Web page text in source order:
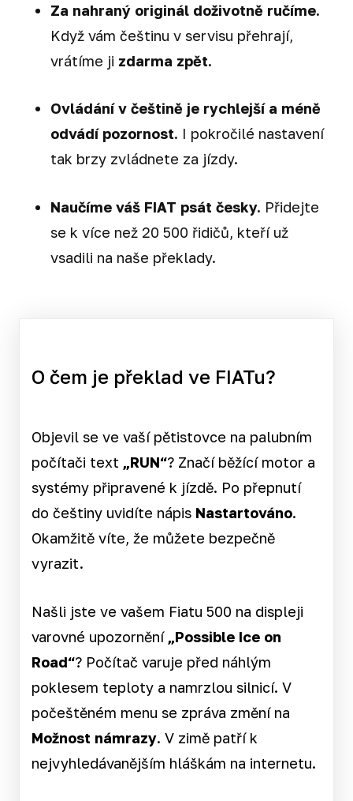
Za nahraný originál doživotně ručíme.
Když vám češtinu v servisu přehrají,
vrátíme ji zdarma zpět.
Ovládání v češtině je rychlejší a méně
odvádí pozornost. I pokročilé nastavení
tak brzy zvládnete za jízdy.
Naučíme váš FIAT psát česky. Přidejte
se k více než 20 500 řidičů, kteří už
vsadili na naše překlady.
O čem je překlad ve FIATu?
Objevil se ve vaší pětistovce na palubním
počítači text „RUN“? Značí běžící motor a
systémy připravené k jízdě. Po přepnutí
do češtiny uvidíte nápis Nastartováno.
Okamžitě víte, že můžete bezpečně
vyrazit.
Našli jste ve vašem Fiatu 500 na displeji
varovné upozornění „Possible Ice on
Road“? Počítač varuje před náhlým
poklesem teploty a namrzlou silnicí. V
počeštěném menu se zpráva změní na
Možnost námrazy. V zimě patří k
nejvyhledávanějším hláškám na internetu.